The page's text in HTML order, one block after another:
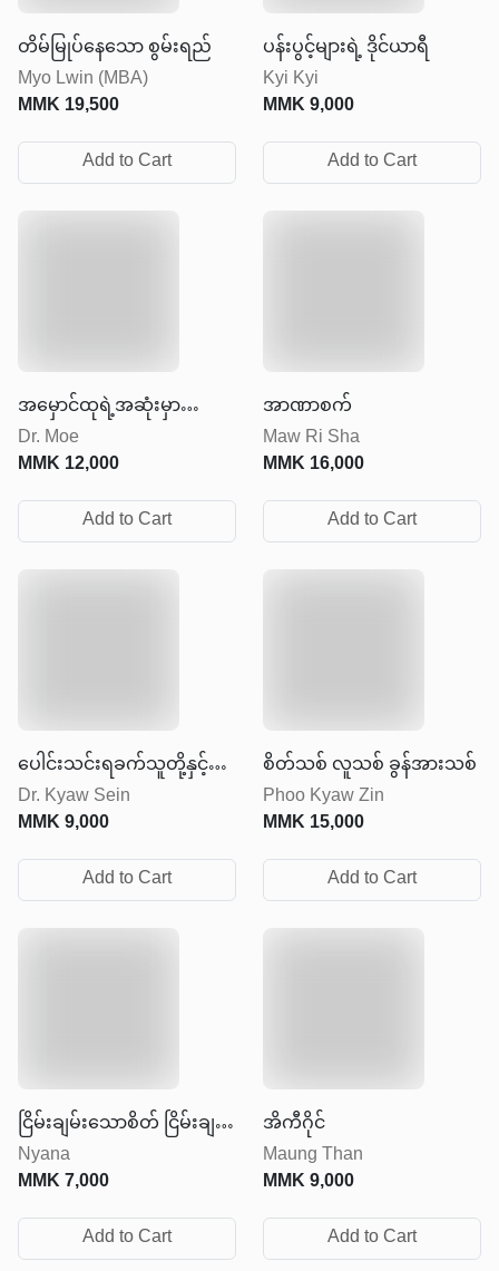
တိမ်မြုပ်နေသော စွမ်းရည်
Myo Lwin (MBA)
MMK19,500
Add to Cart
ပန်းပွင့်များရဲ့ ဒိုင်ယာရီ
Kyi Kyi
MMK9,000
Add to Cart
အမှောင်ထုရဲ့အဆုံးမှာ
အလင်းရောင်ရှိတယ်
Dr. Moe
MMK12,000
Add to Cart
အာဏာစက်
Maw Ri Sha
MMK16,000
Add to Cart
ပေါင်းသင်းရခက်သူတို့နှင့်
အဆင်ပြေစွာဆက်ဆံနည်း
များ
Dr. Kyaw Sein
MMK9,000
Add to Cart
စိတ်သစ် လူသစ် ခွန်အားသစ်
Phoo Kyaw Zin
MMK15,000
Add to Cart
ငြိမ်းချမ်းသောစိတ် ငြိမ်းချမ်း
သောဘဝ
Nyana
MMK7,000
Add to Cart
အိကီဂိုင်
Maung Than
MMK9,000
Add to Cart